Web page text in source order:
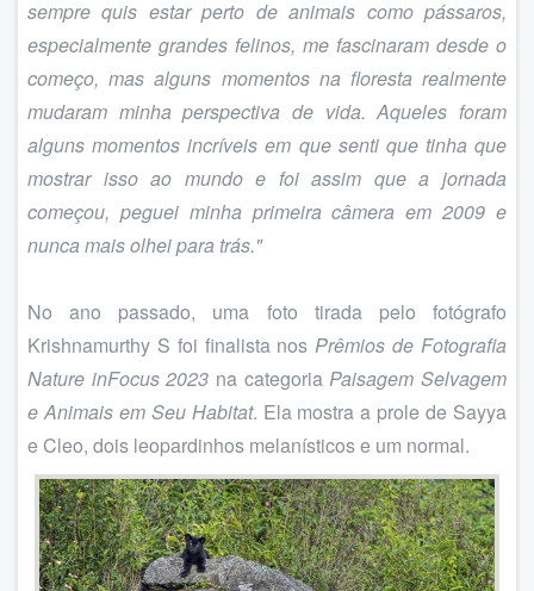
sempre quis estar perto de animais como pássaros,
especialmente grandes felinos, me fascinaram desde o
começo, mas alguns momentos na floresta realmente
mudaram minha perspectiva de vida. Aqueles foram
alguns momentos incríveis em que senti que tinha que
mostrar isso ao mundo e foi assim que a jornada
começou, peguei minha primeira câmera em 2009 e
nunca mais olhei para trás."
No ano passado, uma foto tirada pelo fotógrafo
Krishnamurthy S foi finalista nosPrêmios de Fotografia
Nature inFocus 2023 na categoriaPaisagem Selvagem
e Animais em Seu Habitat. Ela mostra a prole de Sayya
e Cleo, dois leopardinhos melanísticos e um normal.